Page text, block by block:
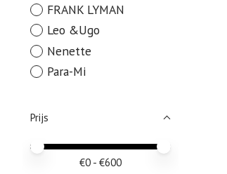
FRANK LYMAN
Leo &Ugo
Nenette
Para-Mi
Prijs
Minimale prijswaarde
Price maximum value
€0 - €600